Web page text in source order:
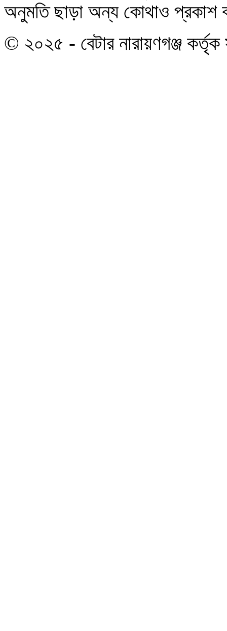
অনুমতি ছাড়া অন্য কোথাও প্রকাশ
© ২০২৫ - বেটার নারায়ণগঞ্জ কর্তৃক